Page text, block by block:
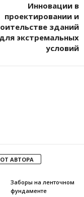
Инновации в
проектировании и
зданий
для экстремальных
условий
АВТОРА
Заборы на ленточном
фундаменте